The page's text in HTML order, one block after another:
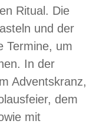
Ritual. Die
und der
Termine, um
In der
Adventskranz,
dem
mit